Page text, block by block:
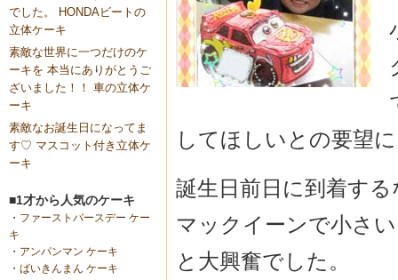
でした。 HONDAビートの
立体ケーキ
素敵な世界に一つだけのケ
ーキを 本当にありがとうご
ざいました！！ 車の立体ケ
ーキ
素敵なお誕生日になってま
す♡ マスコット付き立体ケ
ーキ
■1才から人気のケーキ
・ ファーストバースデー ケー
キ
・ アンパンマン ケーキ
・ ばいきんまん ケーキ
してほしいとの要望
誕生日前日に到着す
マックイーンで小さ
と大興奮でした。